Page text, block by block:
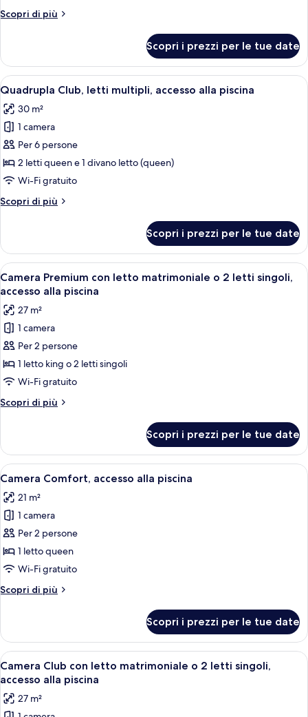
letti
alla
piscina
Scopri di più
Altri
Premium,
letti
accesso
alla
Scopri i prezzi per le tue date
Apri
tutte
le
foto
per
Quadrupla
Club,
multipli,
piscina
Una camera d'albergo moderna con
5
Quadrupla Club, letti multipli, accesso alla piscina
30 m²
1 camera
Per 6 persone
2 letti queen e 1 divano letto (queen)
Wi-Fi gratuito
Scopri di più
Altri
Club,
letti
multipli,
accesso
piscina
Scopri i prezzi per le tue date
Apri
tutte
le
foto
per
Camera
Premium
con
letto
matrimoniale
2
letti
singoli,
accesso
alla
piscina
Una camera d'albergo con un letto
8
Camera Premium con letto matrimoniale o 2 letti singoli,
accesso alla piscina
27 m²
1 camera
Per 2 persone
1 letto king o 2 letti singoli
Wi-Fi gratuito
Scopri di più
Altri
Premium
con
letto
o
2
singoli,
accesso
alla
piscina
Scopri i prezzi per le tue date
Apri
tutte
le
foto
per
Camera
Comfort,
alla
Camera d'albergo moderna con un
5
Camera Comfort, accesso alla piscina
21 m²
1 camera
Per 2 persone
1 letto queen
Wi-Fi gratuito
Scopri di più
Altri
Comfort,
accesso
alla
piscina
Scopri i prezzi per le tue date
Apri
tutte
le
foto
Camera d'albergo con un letto
6
Camera Club con letto matrimoniale o 2 letti singoli,
accesso alla piscina
27 m²